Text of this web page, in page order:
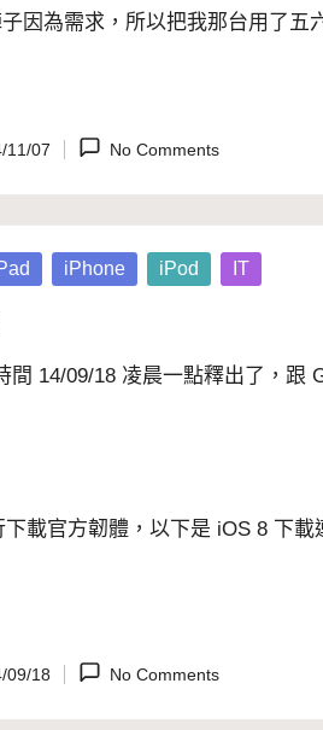
因為需求，所以把我那台用了五
11/07 No Comments
iPhone iPod IT
間 14/09/18 凌晨一點釋出了，跟
載官方韌體，以下是 iOS 8 下載
09/18 No Comments